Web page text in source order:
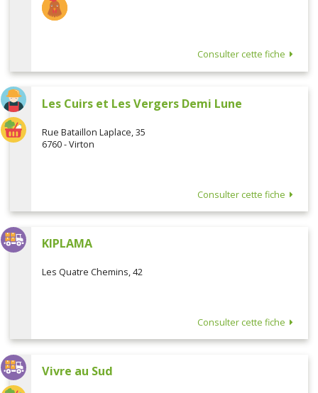
Consulter cette fiche
Les Cuirs et Les Vergers Demi Lune
Rue Bataillon Laplace, 35
6760 - Virton
Consulter cette fiche
KIPLAMA
Les Quatre Chemins, 42
Consulter cette fiche
Vivre au Sud